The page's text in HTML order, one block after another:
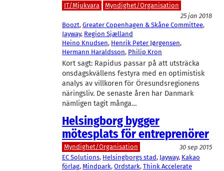
IT/Mjukvara
Myndighet/Organisation
25 jan 2018
Boozt, Greater Copenhagen & Skåne Committee
Jayway, Region Sjælland
Heino Knudsen, Henrik Peter Jørgensen
Hermann Haraldsson, Philip Kron
Kort sagt: Rapidus passar på att utsträcka
onsdagskvällens festyra med en optimistisk
analys av villkoren för Öresundsregionens
näringsliv. De senaste åren har Danmark
nämligen tagit många…
Helsingborg bygger
mötesplats för entreprenörer
Myndighet/Organisation
30 sep 2015
EC Solutions, Helsingborgs stad, Jayway, Kakao
förlag, Mindpark, Ordstark, Think Accelerate